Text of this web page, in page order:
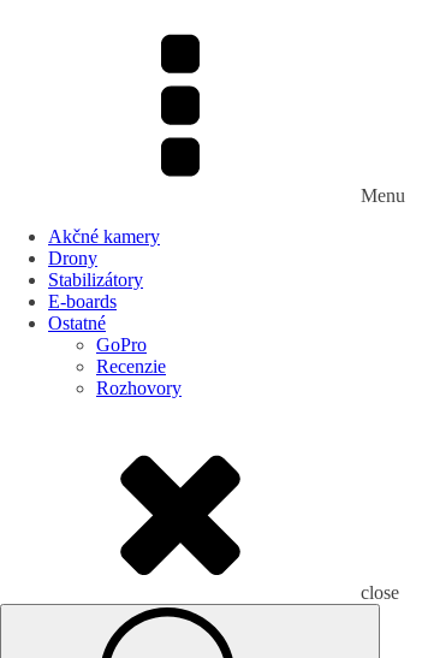
Menu
Akčné kamery
Drony
Stabilizátory
E-boards
Ostatné
GoPro
Recenzie
Rozhovory
close